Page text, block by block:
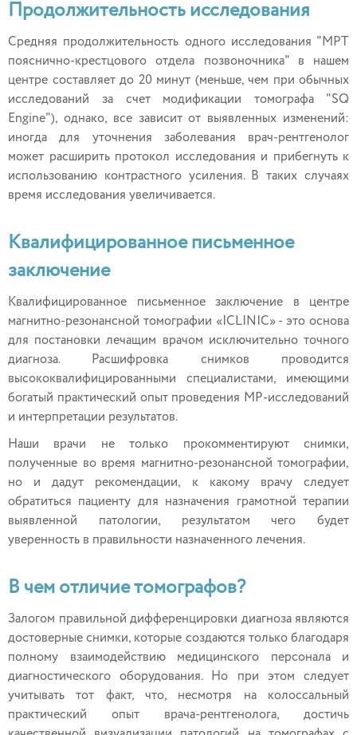
Продолжительность исследования
Средняя продолжительность одного исследования "МРТ
пояснично-крестцового отдела позвоночника" в нашем
центре составляет до 20 минут (меньше, чем при обычных
исследований за счет модификации томографа "SQ
Engine"), однако, все зависит от выявленных изменений:
иногда для уточнения заболевания врач-рентгенолог
может расширить протокол исследования и прибегнуть к
использованию контрастного усиления. В таких случаях
время исследования увеличивается.
Квалифицированное письменное
заключение
Квалифицированное письменное заключение в центре
магнитно-резонансной томографии «ICLINIC» - это основа
для постановки лечащим врачом исключительно точного
диагноза. Расшифровка снимков проводится
высококвалифицированными специалистами, имеющими
богатый практический опыт проведения МР-исследований
и интерпретации результатов.
Наши врачи не только прокомментируют снимки,
полученные во время магнитно-резонансной томографии,
но и дадут рекомендации, к какому врачу следует
обратиться пациенту для назначения грамотной терапии
выявленной патологии, результатом чего будет
уверенность в правильности назначенного лечения.
В чем отличие томографов?
Залогом правильной дифференцировки диагноза являются
достоверные снимки, которые создаются только благодаря
полному взаимодействию медицинского персонала и
диагностического оборудования. Но при этом следует
учитывать тот факт, что, несмотря на колоссальный
практический опыт врача-рентгенолога, достичь